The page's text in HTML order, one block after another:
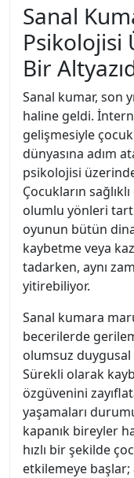
Sanal
Psikolojisi
Bir
Sanal kumar, son
haline geldi.
gelişmesiyle
dünyasına adım
psikolojisi
Çocukların
olumlu yönleri
oyunun bütün
kaybetme veya
tadarken, aynı
yitirebiliyor.
Sanal kumara
becerilerde
olumsuz
Sürekli olarak
özgüvenini
yaşamaları
kapanık bireyler
hızlı bir şekilde
etkilemeye